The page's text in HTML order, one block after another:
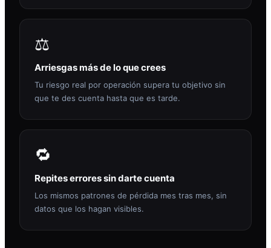
⚖️
Arriesgas más de lo que crees
Tu riesgo real por operación supera tu objetivo sin
que te des cuenta hasta que es tarde.
🔁
Repites errores sin darte cuenta
Los mismos patrones de pérdida mes tras mes, sin
datos que los hagan visibles.